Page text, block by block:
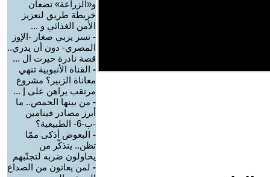
و«الزراعة» تضعان
خريطة طريق لتعزيز
الأمن الغذائي و ...
- نسر يربي صغار -الإوز
المصري- دون أن يدري..
قصة نادرة حيرت ال ...
- القناة الأنبوبية تنهي
معاناة الزبير؟ مشروع
مرتقب يراهن على إ ...
- من بينها الحمص.. ما
أبرز مصادر فيتامين
-ب-6- الطبيعية؟
- البعوض أذكى ممّا
تظن.. يتذكّر من
يحاولون ضربه لتجنّبهم
- لمن يعانون من الصداع